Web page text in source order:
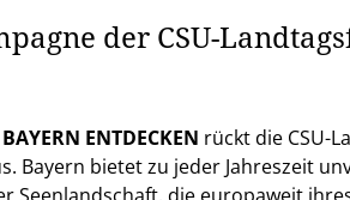
der CSU-
BAYERN ENTDECKEN rückt die CSU-
Bayern bietet zu jeder Jahreszeit